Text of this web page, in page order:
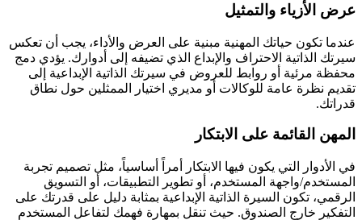
عرض الأزياء والتمثيل
عندما تكون حياتك المهنية مبنية على العرض والأداء، يجب أن تعكس
سيرتك الذاتية الاحتراف والإبداع الذي تضيفه إلى أدوارك. يؤدي دمج
محفظة مرئية أو روابط للعروض في سيرتك الذاتية الإبداعية إلى
تقديم نظرة عامة للوكالات أو مديري اختيار الممثلين حول نطاق
قدراتك.
المهن القائمة على الابتكار
في الأدوار التي يكون فيها الابتكار أمراً أساسياً، مثل تصميم تجربة
المستخدم/واجهة المستخدم، أو تطوير التطبيقات، أو التسويق
الرقمي، تكون السيرة الذاتية الإبداعية بمثابة دليل على قدرتك على
التفكير خارج الصندوق. حيث تنقل بمهارة فهمك لتفاعل المستخدم